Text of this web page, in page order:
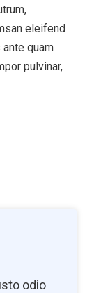
eleifend
quam
pulvinar,
odio